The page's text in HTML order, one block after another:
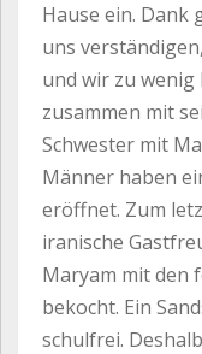
Hause ein.
uns
und wir zu wenig
zusammen mit
Schwester mit
Männer haben
eröffnet. Zum
iranische
Maryam mit den
bekocht. Ein
schulfrei.